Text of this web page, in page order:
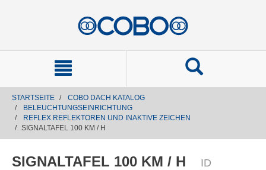
STARTSEITE
COBO DACH KATALOG
BELEUCHTUNGSEINRICHTUNG
REFLEX REFLEKTOREN UND INAKTIVE ZEICHEN
SIGNALTAFEL 100 KM / H
SIGNALTAFEL 100 KM / H
ID